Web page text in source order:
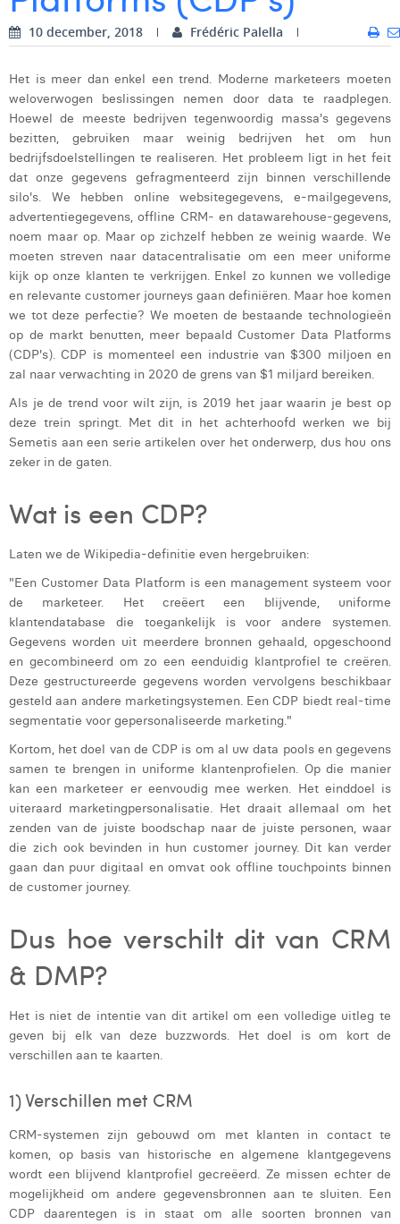
Dhan Claes
Edouard Polet
Elio Civalleri
Eliott Pousset
Floriane Defacqz
Glenn Vanderlinden
Hanne Van Loock
Janne Beke
Jonas Geiregat
Justine Cremer
Laura Rooseleer
Laura Verhelst
Leonard Dierickx
Lisa Protin
Lore Fierens
Lotte Vranckx
Louis Nassogne
Lucas Taels
Manon Houppertz
Margaux Marien
Margaux Snakkers
Mathias Segers
Pieter Maesmans
Sven Bosschem
Thomas Kurevic
Thomas Riis
Victor Hayot
Digital Business Intern
10 december, 2018 Frédéric Palella
Het is meer dan enkel een trend. Moderne marketeers moeten
weloverwogen beslissingen nemen door data te raadplegen.
Hoewel de meeste bedrijven tegenwoordig massa's gegevens
bezitten, gebruiken maar weinig bedrijven het om hun
bedrijfsdoelstellingen te realiseren. Het probleem ligt in het feit
dat onze gegevens gefragmenteerd zijn binnen verschillende
silo's. We hebben online websitegegevens, e-mailgegevens,
advertentiegegevens, offline CRM- en datawarehouse-gegevens,
noem maar op. Maar op zichzelf hebben ze weinig waarde. We
moeten streven naar datacentralisatie om een ​​meer uniforme
kijk op onze klanten te verkrijgen. Enkel zo kunnen we volledige
en relevante customer journeys gaan definiëren. Maar hoe komen
we tot deze perfectie? We moeten de bestaande technologieën
op de markt benutten, meer bepaald Customer Data Platforms
(CDP's). CDP is momenteel een industrie van $300 miljoen en
zal naar verwachting in 2020 de grens van $1 miljard bereiken.
Als je de trend voor wilt zijn, is 2019 het jaar waarin je best op
deze trein springt. Met dit in het achterhoofd werken we bij
Semetis aan een serie artikelen over het onderwerp, dus hou ons
zeker in de gaten.
Wat is een CDP?
Laten we de Wikipedia-definitie even hergebruiken:
"Een Customer Data Platform is een management systeem voor
de marketeer. Het creëert een blijvende, uniforme
klantendatabase die toegankelijk is voor andere systemen.
Gegevens worden uit meerdere bronnen gehaald, opgeschoond
en gecombineerd om zo een eenduidig klantprofiel te creëren.
Deze gestructureerde gegevens worden vervolgens beschikbaar
gesteld aan andere marketingsystemen. Een CDP biedt real-time
segmentatie voor gepersonaliseerde marketing."
Kortom, het doel van de CDP is om al uw data pools en gegevens
samen te brengen in uniforme klantenprofielen. Op die manier
kan een marketeer er eenvoudig mee werken. Het einddoel is
uiteraard marketingpersonalisatie. Het draait allemaal om het
zenden van de juiste boodschap naar de juiste personen, waar
die zich ook bevinden in hun customer journey. Dit kan verder
gaan dan puur digitaal en omvat ook offline touchpoints binnen
de customer journey.
Dus hoe verschilt dit van CRM
& DMP?
Het is niet de intentie van dit artikel om een ​​volledige uitleg te
geven bij elk van deze buzzwords. Het doel is om kort de
verschillen aan te kaarten.
1) Verschillen met CRM
CRM-systemen zijn gebouwd om met klanten in contact te
komen, op basis van historische en algemene klantgegevens
wordt een ​​blijvend klantprofiel gecreëerd. Ze missen echter de
mogelijkheid om andere gegevensbronnen aan te sluiten. Een
CDP daarentegen is in staat om alle soorten bronnen van